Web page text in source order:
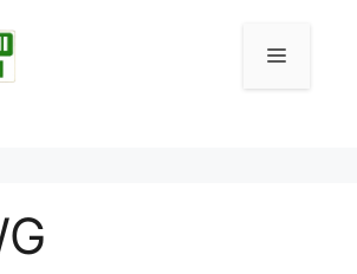
Menu